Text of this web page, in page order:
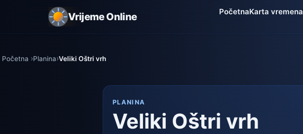
Vrijeme Online PočetnaKarta vremena
Početna Planina Veliki Oštri vrh
PLANINA
Veliki Oštri vrh